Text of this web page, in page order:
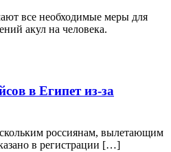
все необходимые меры для
акул на человека.
в Египет из-за
россиянам, вылетающим
в регистрации […]